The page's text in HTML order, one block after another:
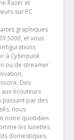
Razer et
sur PC
graphiques
5090, et vous
à Cyberpunk
ou de streamer
Des
écouteurs
passant par des
nous
notre quotidien.
les lunettes
domestiques,